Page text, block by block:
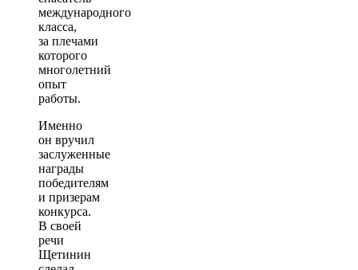
международного
класса,
за плечами
которого
многолетний
опыт
работы.
Именно
он вручил
заслуженные
награды
победителям
и призерам
конкурса.
В своей
речи
Щетинин